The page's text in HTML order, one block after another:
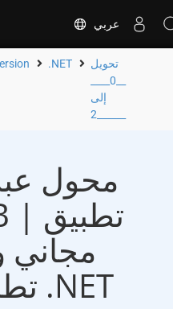
عربي
.NET
تحويل
إلى
محول
مجاني
تطبيقات سحابية .NET